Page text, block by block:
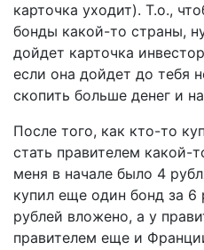
карточка уходит). Т.о.,
бонды какой-то страны,
дойдет карточка
если она дойдет до тебя
скопить больше денег и
После того, как кто-то
стать правителем какой-
меня в начале было 4
купил еще один бонд за 6
рублей вложено, а у
правителем еще и